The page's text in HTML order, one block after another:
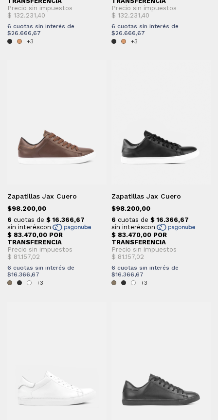
6 cuotas sin interés de
$26.666,67
+3
6 cuotas sin interés de
$26.666,67
+3
Zapatillas Jax Cuero
$98.200,00
6 cuotas sin interés de
$16.366,67
+3
Zapatillas Jax Cuero
$98.200,00
6 cuotas sin interés de
$16.366,67
+3